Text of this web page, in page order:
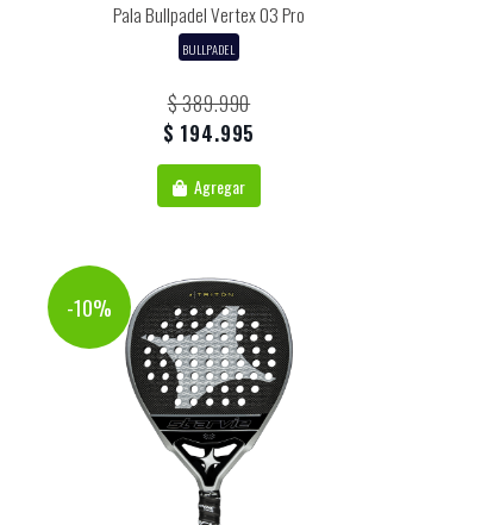
Pala Bullpadel Vertex 03 Pro
BULLPADEL
$ 389.990
$ 194.995
Agregar
-10%